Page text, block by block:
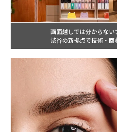
画面越しでは分からない
渋谷の新拠点で技術・商